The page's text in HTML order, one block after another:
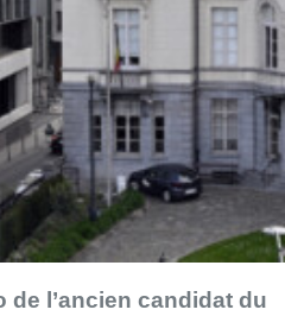
de l’ancien candidat du